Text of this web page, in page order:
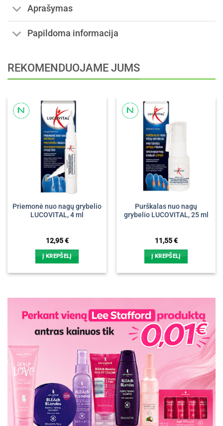
Aprašymas
Papildoma informacija
REKOMENDUOJAME JUMS
Priemonė nuo nagų grybelio
LUCOVITAL, 4 ml
12,95€
Į KREPŠELĮ
Purškalas nuo nagų
grybelio LUCOVITAL, 25 ml
11,55€
Į KREPŠELĮ